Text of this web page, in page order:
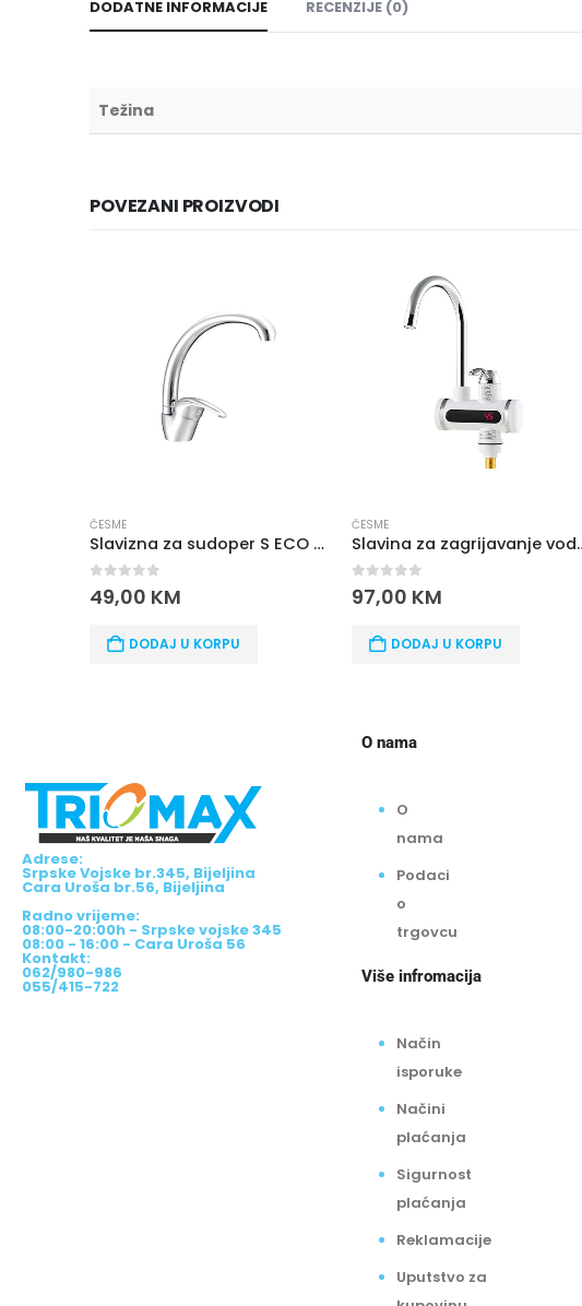
DODATNE INFORMACIJE RECENZIJE (0)
Težina
POVEZANI PROIZVODI
ČESME
Slavizna za sudoper S ECO Grifos
out of 5
49,00 KM
DODAJ U KORPU
ČESME
Slavina za
0 out of 5
97,00 KM
DODAJ U KORPU
Adrese:
Srpske Vojske br.345, Bijeljina
Cara Uroša br.56, Bijeljina
Radno vrijeme:
08:00-20:00h - Srpske vojske 345
08:00 - 16:00 - Cara Uroša 56
Kontakt:
062/980-986
055/415-722
O nama
O
nama
Podaci
o
trgovcu
Više infromacija
Način
isporuke
Načini
plaćanja
Sigurnost
plaćanja
Reklamacije
Uputstvo za